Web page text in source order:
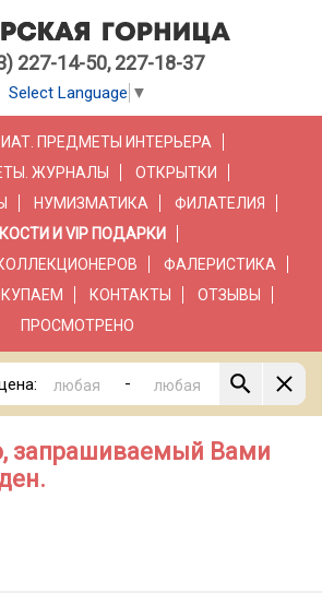
227-14-50, 227-18-37
Select Language ▼
ПРЕДМЕТЫ ИНТЕРЬЕРА
ЖУРНАЛЫ
ОТКРЫТКИ
НУМИЗМАТИКА
ФИЛАТЕЛИЯ
И VIP ПОДАРКИ
ФАЛЕРИСТИКА
КОНТАКТЫ
ОТЗЫВЫ
ПРОСМОТРЕНО
-
запрашиваемый Вами